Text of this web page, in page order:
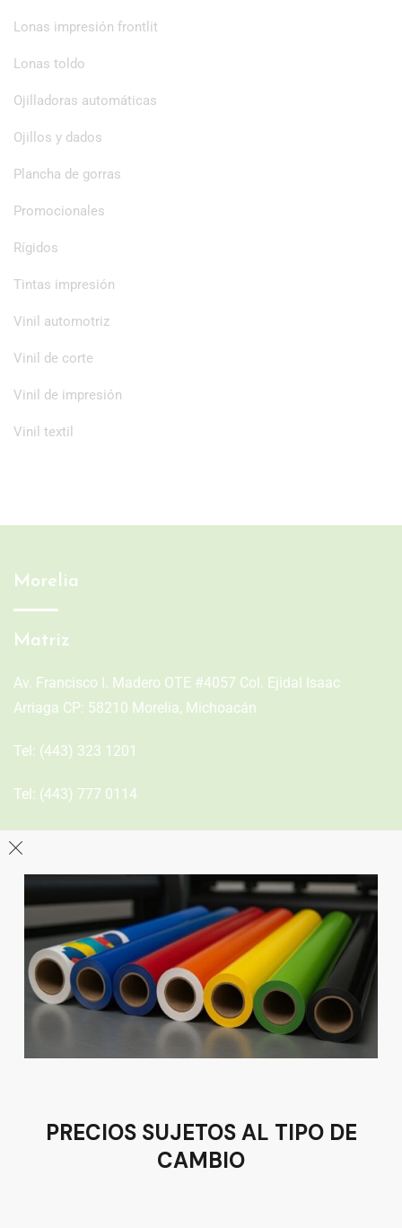
Lonas impresión frontlit
Lonas toldo
Ojilladoras automáticas
Ojillos y dados
Plancha de gorras
Promocionales
Rígidos
Tintas impresión
Vinil automotriz
Vinil de corte
Vinil de impresión
Vinil textil
Morelia
Matriz
Av. Francisco I. Madero OTE #4057 Col. Ejidal Isaac
Arriaga CP: 58210 Morelia, Michoacán
Tel: (443) 323 1201
Tel: (443) 777 0114
León
Sucursal
Av del Astillero 129 Centro bodeguero Las Trojes León,
Guanajuato
Tel:(477) 776 8994
Términos y condiciones
PRECIOS SUJETOS AL TIPO DE
CAMBIO